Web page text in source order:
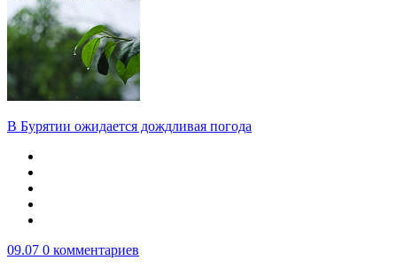
В Бурятии ожидается дождливая погода
09.07 0 комментариев